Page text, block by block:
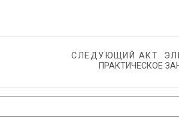
СЛЕДУЮЩИЙ АКТ.
ПРАКТИЧЕСКОЕ